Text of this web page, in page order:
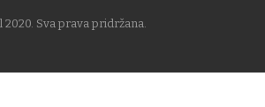
Sva prava pridržana.